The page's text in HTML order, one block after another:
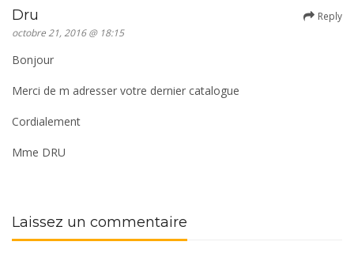
Dru
octobre 21, 2016 @ 18:15
Reply
Bonjour
Merci de m adresser votre dernier catalogue
Cordialement
Mme DRU
Laissez un commentaire